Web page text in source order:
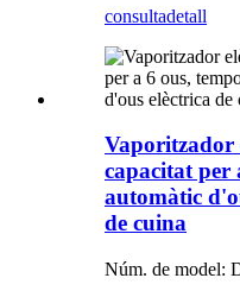
consultadetall
Vaporitzador
capacitat per
automàtic
de cuina
Núm. de model: